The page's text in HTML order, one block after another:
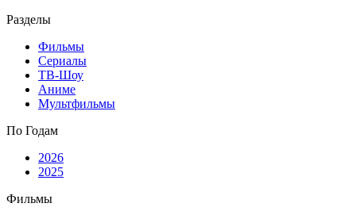
Разделы
Фильмы
Сериалы
ТВ-Шоу
Аниме
Мультфильмы
По Годам
2026
2025
Фильмы